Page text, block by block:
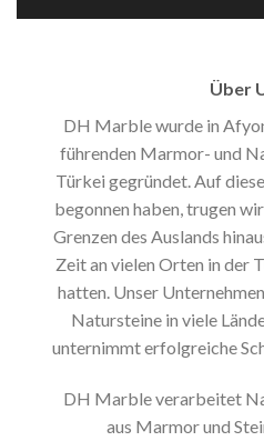
Über
DH Marble wurde in
führenden Marmor- und
Türkei gegründet. Auf
begonnen haben, trugen
Grenzen des Auslands
Zeit an vielen Orten in der
hatten. Unser
Natursteine ​​in viele
unternimmt erfolgreiche
DH Marble verarbeitet
aus Marmor und